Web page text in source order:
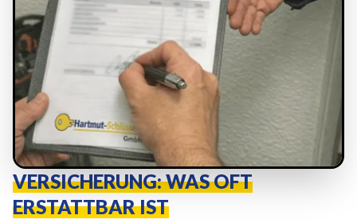
VERSICHERUNG: WAS OFT
ERSTATTBAR IST